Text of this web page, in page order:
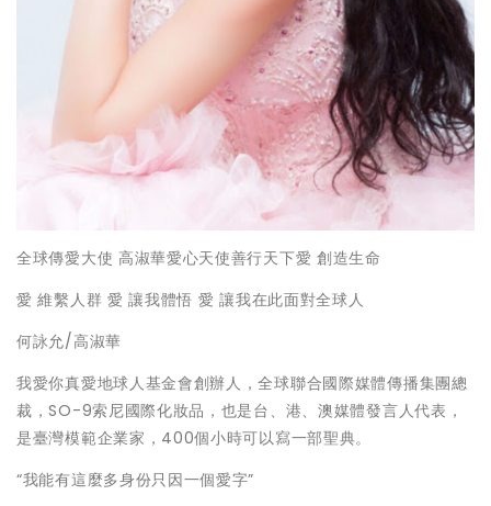
全球傳愛大使 高淑華愛心天使善行天下愛 創造生命
愛 維繫人群 愛 讓我體悟 愛 讓我在此面對全球人
何詠允/高淑華
我愛你真愛地球人基金會創辦人，全球聯合國際媒體傳播集團總
裁，SO-9索尼國際化妝品，也是台、港、澳媒體發言人代表，
是臺灣模範企業家，400個小時可以寫一部聖典。
“我能有這麼多身份只因一個愛字”